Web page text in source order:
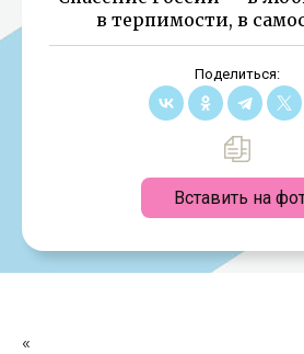
в терпимости, в
Поделиться:
Вставить на
«